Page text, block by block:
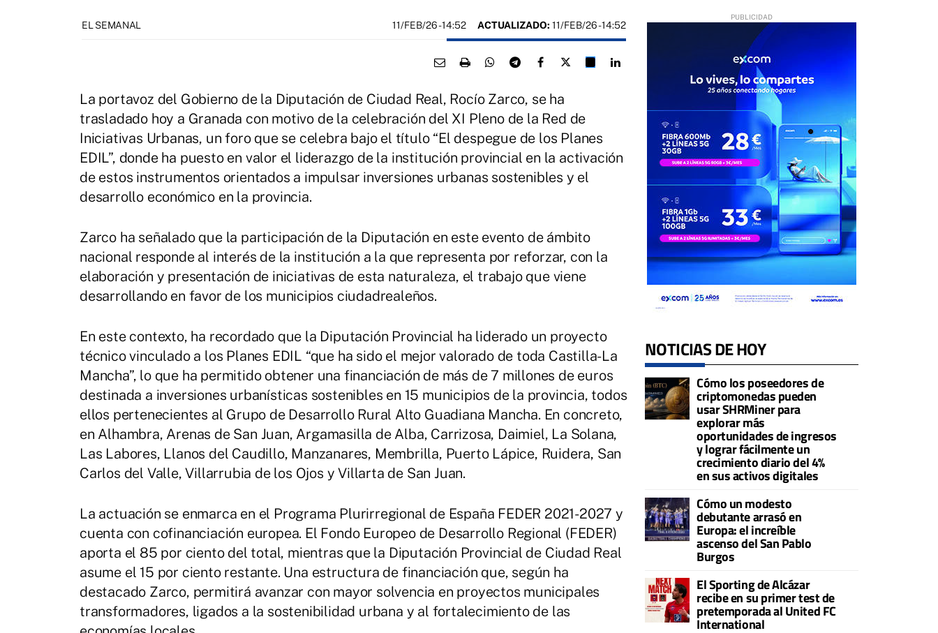
EL SEMANAL 11/FEB/26- 14:52 ACTUALIZADO: 11/FEB/26 - 14:52
La portavoz del Gobierno de la Diputación de Ciudad Real, Rocío Zarco, se ha
trasladado hoy a Granada con motivo de la celebración del XI Pleno de la Red de
Iniciativas Urbanas, un foro que se celebra bajo el título “El despegue de los Planes
EDIL”, donde ha puesto en valor el liderazgo de la institución provincial en la activación
de estos instrumentos orientados a impulsar inversiones urbanas sostenibles y el
desarrollo económico en la provincia.
Zarco ha señalado que la participación de la Diputación en este evento de ámbito
nacional responde al interés de la institución a la que representa por reforzar, con la
elaboración y presentación de iniciativas de esta naturaleza, el trabajo que viene
desarrollando en favor de los municipios ciudadrealeños.
En este contexto, ha recordado que la Diputación Provincial ha liderado un proyecto
técnico vinculado a los Planes EDIL “que ha sido el mejor valorado de toda Castilla-La
Mancha”, lo que ha permitido obtener una financiación de más de 7 millones de euros
destinada a inversiones urbanísticas sostenibles en 15 municipios de la provincia, todos
ellos pertenecientes al Grupo de Desarrollo Rural Alto Guadiana Mancha. En concreto,
en Alhambra, Arenas de San Juan, Argamasilla de Alba, Carrizosa, Daimiel, La Solana,
Las Labores, Llanos del Caudillo, Manzanares, Membrilla, Puerto Lápice, Ruidera, San
Carlos del Valle, Villarrubia de los Ojos y Villarta de San Juan.
La actuación se enmarca en el Programa Plurirregional de España FEDER 2021-2027 y
cuenta con cofinanciación europea. El Fondo Europeo de Desarrollo Regional (FEDER)
aporta el 85 por ciento del total, mientras que la Diputación Provincial de Ciudad Real
asume el 15 por ciento restante. Una estructura de financiación que, según ha
destacado Zarco, permitirá avanzar con mayor solvencia en proyectos municipales
transformadores, ligados a la sostenibilidad urbana y al fortalecimiento de las
NOTICIAS DE HOY
Cómo los poseedores de
criptomonedas pueden
usar SHRMiner para
explorar más
oportunidades de ingresos
y lograr fácilmente un
crecimiento diario del 4%
en sus activos digitales
Cómo un modesto
debutante arrasó en
Europa: el increíble
ascenso del San Pablo
Burgos
El Sporting de Alcázar
recibe en su primer test de
pretemporada al United FC
International